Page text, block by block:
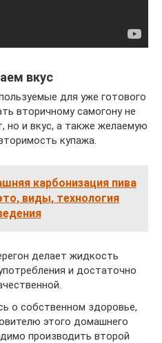
вкус
для уже готового
вторичному самогону не
но и вкус, а также желаемую
купажа.
карбонизация пива
виды, технология
делает жидкость
и достаточно
о собственном здоровье,
этого домашнего
производить второй